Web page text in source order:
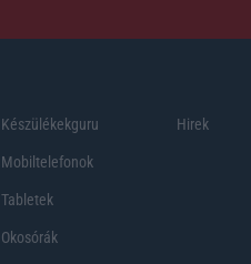
Készülékekguru
Mobiltelefonok
Tabletek
Okosórák
Hirek